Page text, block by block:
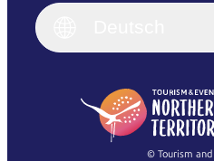
English
(Singapore)
Français
© Tourism and